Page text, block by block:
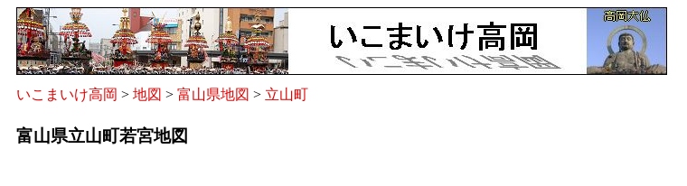
いこまいけ高岡 > 地図 > 富山県地図 > 立山町
富山県立山町若宮地図